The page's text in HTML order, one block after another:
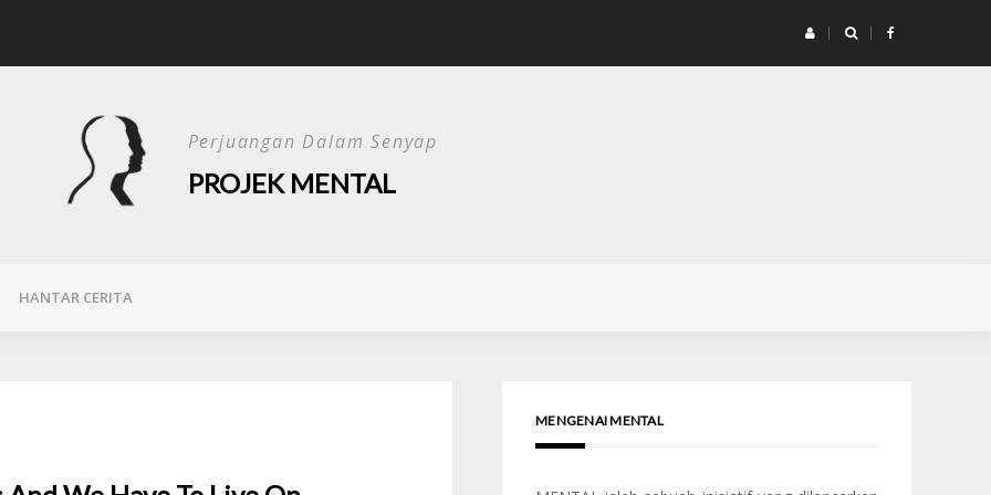
Perjuangan Dalam Senyap
PROJEK MENTAL
HANTAR CERITA
MENGENAI MENTAL